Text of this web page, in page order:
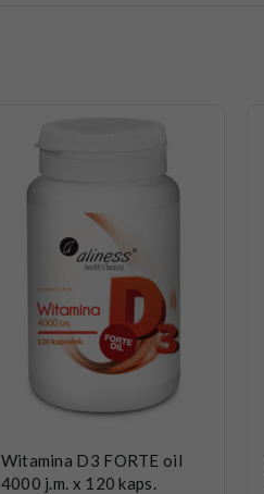
Witamina D3 FORTE oil
4000 j.m. x 120 kaps.